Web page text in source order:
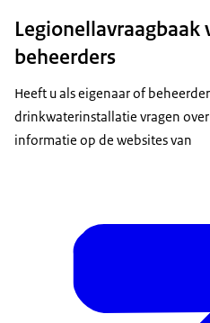
Legionellavraagbaak
beheerders
Heeft u als eigenaar of
drinkwaterinstallatie vragen
informatie op de websites van